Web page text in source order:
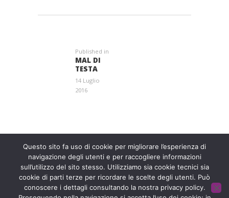
Published in
MAL DI
TESTA
14 Luglio
2016
stiamo creando un futuro senza dolore.Contattaci!
Fondazione ISAL © 2026 P. IVA 03932590403
Privacy Policy- Sviluppato daArchimede - A.S.I. srl
Questo sito fa uso di cookie per migliorare l’esperienza di
navigazione degli utenti e per raccogliere informazioni
sull’utilizzo del sito stesso. Utilizziamo sia cookie tecnici sia
cookie di parti terze per ricordare le scelte degli utenti. Può
conoscere i dettagli consultando la nostra privacy policy.